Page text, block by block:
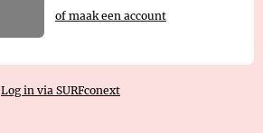
of maak een account
Log in via SURFconext